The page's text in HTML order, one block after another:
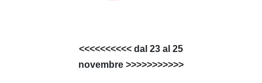
<<<<<<<<<< dal 23 al 25
novembre >>>>>>>>>>>